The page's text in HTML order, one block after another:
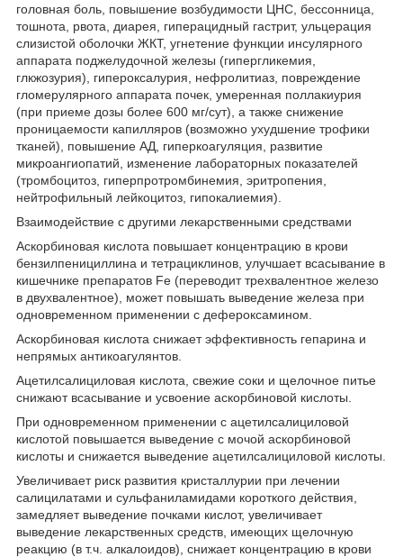
головная боль, повышение возбудимости ЦНС, бессонница,
тошнота, рвота, диарея, гиперацидный гастрит, ульцерация
слизистой оболочки ЖКТ, угнетение функции инсулярного
аппарата поджелудочной железы (гипергликемия,
глкжозурия), гипероксалурия, нефролитиаз, повреждение
гломерулярного аппарата почек, умеренная поллакиурия
(при приеме дозы более 600 мг/сут), а также снижение
проницаемости капилляров (возможно ухудшение трофики
тканей), повышение АД, гиперкоагуляция, развитие
микроангиопатий, изменение лабораторных показателей
(тромбоцитоз, гиперпротромбинемия, эритропения,
нейтрофильный лейкоцитоз, гипокалиемия).
Взаимодействие с другими лекарственными средствами
Аскорбиновая кислота повышает концентрацию в крови
бензилпенициллина и тетрациклинов, улучшает всасывание в
кишечнике препаратов Fe (переводит трехвалентное железо
в двухвалентное), может повышать выведение железа при
одновременном применении с дефероксамином.
Аскорбиновая кислота снижает эффективность гепарина и
непрямых антикоагулянтов.
Ацетилсалициловая кислота, свежие соки и щелочное питье
снижают всасывание и усвоение аскорбиновой кислоты.
При одновременном применении с ацетилсалициловой
кислотой повышается выведение с мочой аскорбиновой
кислоты и снижается выведение ацетилсалициловой кислоты.
Увеличивает риск развития кристаллурии при лечении
салицилатами и сульфаниламидами короткого действия,
замедляет выведение почками кислот, увеличивает
выведение лекарственных средств, имеющих щелочную
реакцию (в т.ч. алкалоидов), снижает концентрацию в крови